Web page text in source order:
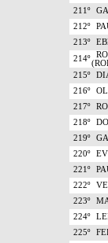
211º
212º
213º
214º
215º
216º
217º
218º
219º
220º
221º
222º
223º
224º
225º